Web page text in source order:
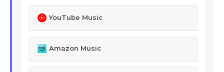
YouTube Music
Amazon Music